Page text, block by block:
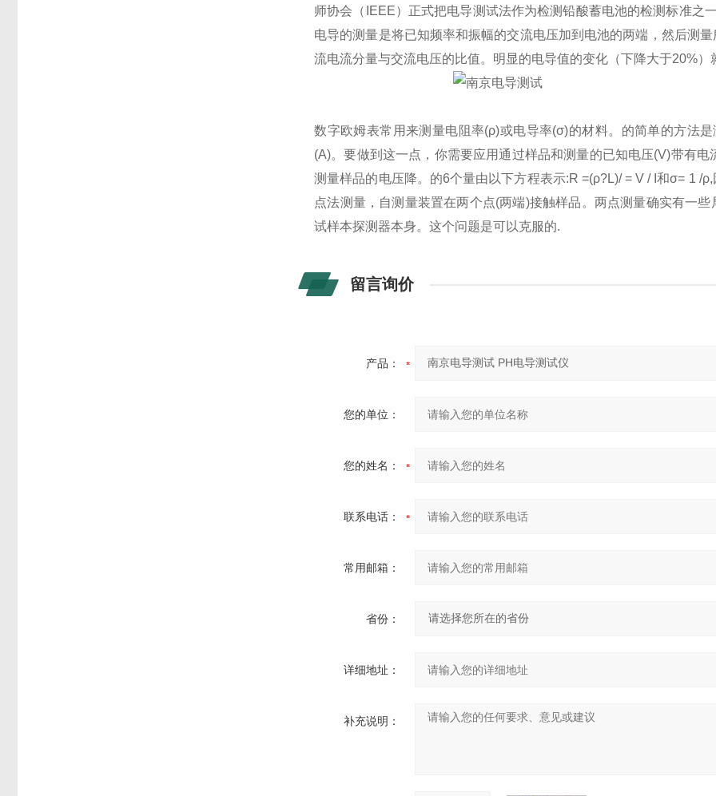
师协会（IEEE）正式把电导测试法作为检测铅酸蓄电池的检测标准之
电导的测量是将已知频率和振幅的交流电压加到电池的两端，然后测
流电流分量与交流电压的比值。明显的电导值的变化（下降大于20%）
数字欧姆表常用来测量电阻率(ρ)或电导率(σ)的材料。的简单的方法
(A)。要做到这一点，你需要应用通过样品和测量的已知电压(V)带有
测量样品的电压降。的6个量由以下方程表示:R =(ρ?L)/ = V / I和σ= 1 /
点法测量，自测量装置在两个点(两端)接触样品。两点测量确实有一
试样本探测器本身。这个问题是可以克服的.
留言询价
产品：
您的单位：
您的姓名：
联系电话：
常用邮箱：
省份：
详细地址：
补充说明：